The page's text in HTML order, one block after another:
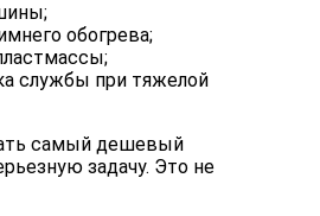
обогрева;
службы при тяжелой
самый дешевый
задачу. Это не